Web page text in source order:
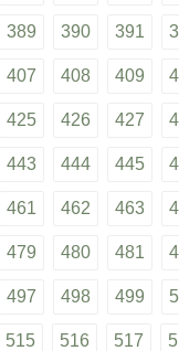
389 390 391
407 408 409
425 426 427
443 444 445
461 462 463
479 480 481
497 498 499
515 516 517